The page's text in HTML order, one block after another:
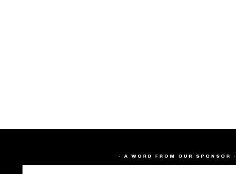
- A WORD FROM OUR SPONSOR -